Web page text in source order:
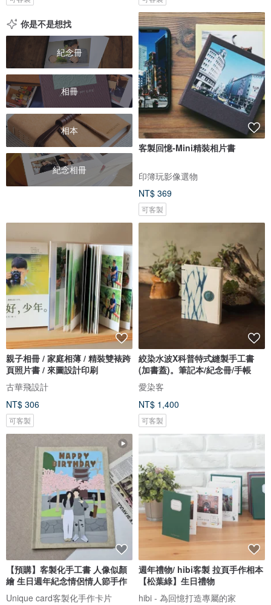
你是不是想找
紀念冊
相冊
相本
紀念相冊
客製回憶-Mini精裝相片書
印簿玩影像選物
NT$ 369
可客製
親子相冊 / 家庭相薄 / 精裝雙裱跨
頁照片書 / 來圖設計印刷
古華飛設計
NT$ 306
可客製
絞染水波X科普特式縫製手工書
(加書蓋)。筆記本/紀念冊/手帳
愛染客
NT$ 1,400
可客製
【預購】客製化手工書 人像似顏
繪 生日週年紀念情侶情人節手作
Unique card客製化手作卡片
週年禮物/ hibi客製 拉頁手作相本
【松葉綠】生日禮物
hibi - 為回憶打造專屬的家